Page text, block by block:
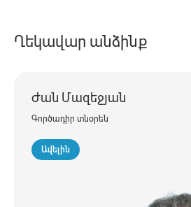
Ղեկավար անձինք
Ժան Մազեջյան
Գործադիր տնօրեն
Ավելին